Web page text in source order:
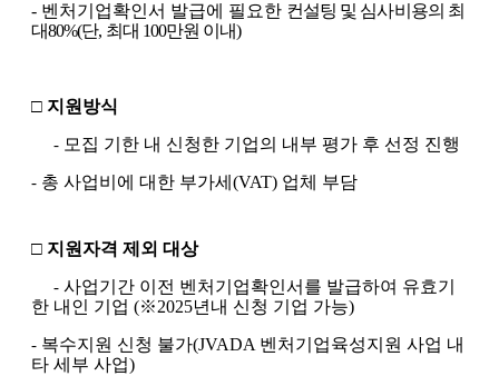
- 벤처기업확인서 발급에 필요한 컨설팅 및 심사비용의 최
대80%(단, 최대 100만원 이내)
□ 지원방식
- 모집 기한 내 신청한 기업의 내부 평가 후 선정 진행
- 총 사업비에 대한 부가세 (VAT) 업체 부담
□ 지원자격 제외 대상
- 사업기간 이전 벤처기업확인서를 발급하여 유효기
한 내인 기업 (※2025년내 신청 기업 가능)
- 복수지원 신청 불가(JVADA 벤처기업육성지원 사업 내
타 세부 사업)